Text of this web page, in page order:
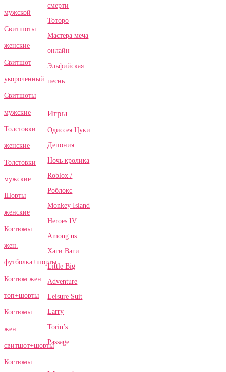
мужской
Свитшоты
женские
Свитшот
укороченный
Свитшоты
мужские
Толстовки
женские
Толстовки
мужские
Шорты
женские
Костюмы
жен.
футболка+шорты
Костюм жен.
топ+шорты
Костюмы
жен.
свитшот+шорты
Костюмы
смерти
Тоторо
Мастера меча
онлайн
Эльфийская
песнь
Игры
Одиссея Цуки
Депония
Ночь кролика
Roblox /
Роблокс
Monkey Island
Heroes IV
Among us
Хаги Ваги
Little Big
Adventure
Leisure Suit
Larry
Torin’s
Passage